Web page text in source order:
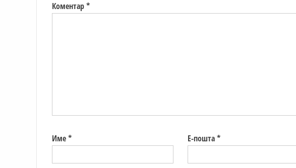
Коментар*
Име* Е-пошта*